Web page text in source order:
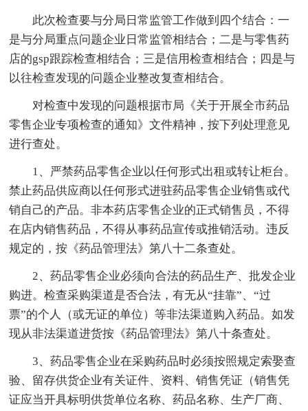
此次检查要与分局日常监管工作做到四个结合：一
是与分局重点问题企业日常监管相结合；二是与零售药
店的gsp跟踪检查相结合；三是信用检查相结合；四是与
以往检查发现的问题企业整改复查相结合。
对检查中发现的问题根据市局《关于开展全市药品
零售企业专项检查的通知》文件精神，按下列处理意见
进行查处。
1、严禁药品零售企业以任何形式出租或转让柜台。
禁止药品供应商以任何形式进驻药品零售企业销售或代
销自己的产品。非本药店零售企业的正式销售员，不得
在店内销售药品，不得从事药品宣传或推销活动。违反
规定的，按《药品管理法》第八十二条查处。
2、药品零售企业必须向合法的药品生产、批发企业
购进。检查采购渠道是否合法，有无从“挂靠”、“过
票”的个人（或无证的单位）等非法渠道购入药品。如发
现从非法渠道进货按《药品管理法》第八十条查处。
3、药品零售企业在采购药品时必须按照规定索娶查
验、留存供货企业有关证件、资料、销售凭证（销售凭
证应当开具标明供货单位名称、药品名称、生产厂商、